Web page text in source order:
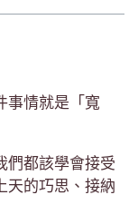
事情就是「寬
們都該學會接受
天的巧思、接納